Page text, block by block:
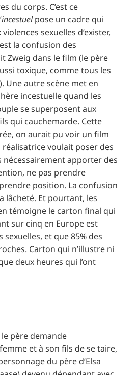
du corps. C’est ce
incestuelpose un cadre qui
sexuelles d’exister,
la confusion des
Zweig dans le film (le père
toxique, comme tous les
Une autre scène met en
incestuelle quand les
se superposent aux
qui cauchemarde. Cette
on aurait pu voir un film
réalisatrice voulait poser des
nécessairement apporter des
ne pas prendre
position. La confusion
lâcheté. Et pourtant, les
témoigne le carton final qui
sur cinq en Europe est
sexuelles, et que 85% des
Carton qui n’illustre ni
deux heures qui l’ont
père demande
et à son fils de se taire,
du père d’Elsa